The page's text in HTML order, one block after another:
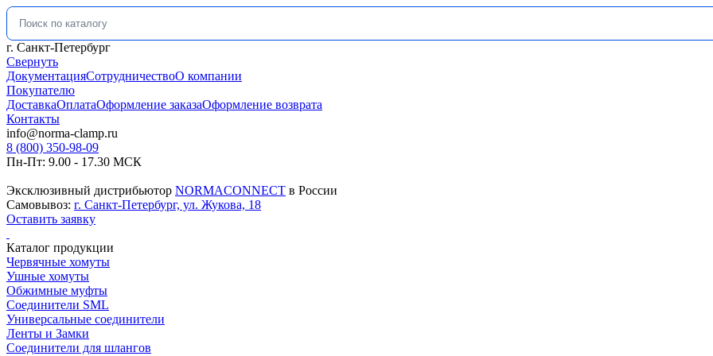
Искать:
г. Санкт-Петербург
Свернуть
ДокументацияСотрудничествоО компании
Покупателю
ДоставкаОплатаОформление заказаОформление возврата
Контакты
info@norma-clamp.ru
8 (800) 350-98-09
Пн-Пт: 9.00 - 17.30 МСК
Эксклюзивный дистрибьютор NORMACONNECT в России
Самовывоз: г. Санкт-Петербург, ул. Жукова, 18
Оставить заявку
Каталог продукции
Червячные хомуты
Ушные хомуты
Обжимные муфты
Соединители SML
Универсальные соединители
Ленты и Замки
Соединители для шлангов